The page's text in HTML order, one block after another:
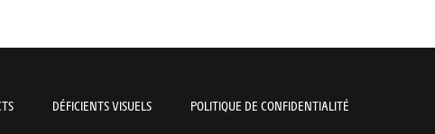
DÉFICIENTS VISUELS POLITIQUE DE CONFIDENTIALITÉ